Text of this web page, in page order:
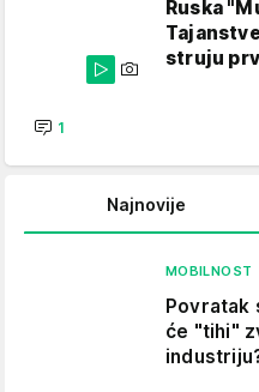
Ruska
struju
1
Najnovije
MOBILNOST
Povratak
će "tihi"